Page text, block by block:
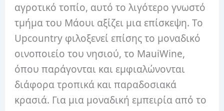
αγροτικό τοπίο, αυτό το λιγότερο γνωστό
τμήμα του Μάουι αξίζει μια επίσκεψη. Το
Upcountry φιλοξενεί επίσης το μοναδικό
οινοποιείο του νησιού, το MauiWine,
όπου παράγονται και εμφιαλώνονται
διάφορα τροπικά και παραδοσιακά
κρασιά. Για μια μοναδική εμπειρία από το